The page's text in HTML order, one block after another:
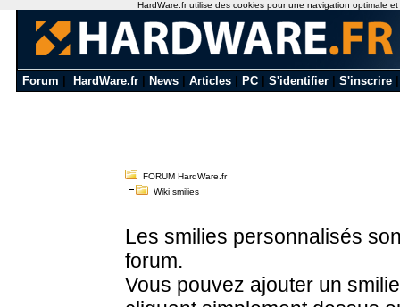
Forum HardWare.fr News Articles PC S'identifier S'inscrire
FORUM HardWare.fr
Wiki smilies
Les smilies personnalisés
forum.
Vous pouvez ajouter un
HardWare.fr utilise des cookies pour une navigation optimale